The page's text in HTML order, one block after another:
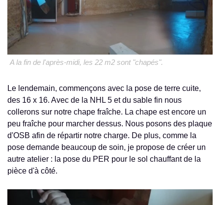
A la fin de l'après-midi, les 22 m2 sont "chapés".
Le lendemain, commençons avec la pose de terre cuite,
des 16 x 16. Avec de la NHL 5 et du sable fin nous
collerons sur notre chape fraîche. La chape est encore un
peu fraîche pour marcher dessus. Nous posons des plaque
d'OSB afin de répartir notre charge. De plus, comme la
pose demande beaucoup de soin, je propose de créer un
autre atelier : la pose du PER pour le sol chauffant de la
pièce d'à côté.